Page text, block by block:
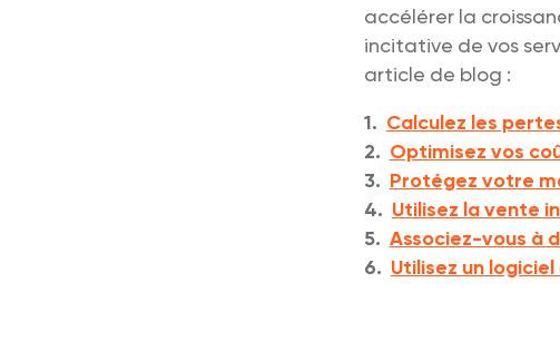
accélérer la
incitative de vos
article de blog :
1. Calculez les
2. Optimisez vos
3. Protégez votre
4. Utilisez la vente
5. Associez-vous à
6. Utilisez un